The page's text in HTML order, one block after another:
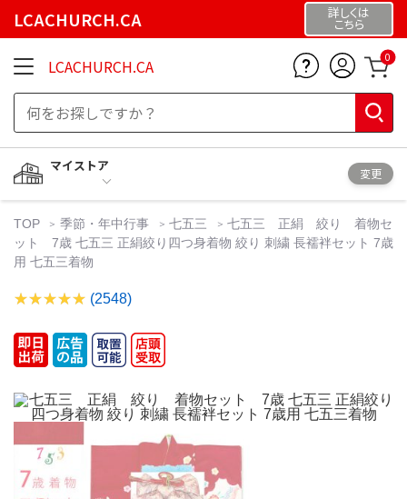
LCACHURCH.CA 詳しくは
こちら
LCACHURCH.CA 0
マイストア
変更
TOP 季節・年中行事 七五三
七五三 正絹 絞り 着物セ
ット 7歳 七五三 正絹絞り四つ身着物 絞り 刺繍 長襦袢セット 7歳
用 七五三着物
(2548)